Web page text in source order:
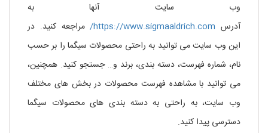
وب سایت آنها به
آدرس https://www.sigmaaldrich.com/ مراجعه کنید. در
این وب سایت می توانید به راحتی محصولات سیگما را بر حسب
نام، شماره فهرست، دسته بندی، برند و… جستجو کنید. همچنین،
می توانید با مشاهده فهرست محصولات در بخش های مختلف
وب سایت، به راحتی به دسته بندی های محصولات سیگما
دسترسی پیدا کنید.